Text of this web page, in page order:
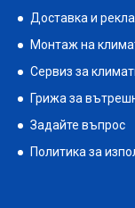
Доставка и
Монтаж на
Сервиз за
Грижа за
Задайте въпрос
Политика за